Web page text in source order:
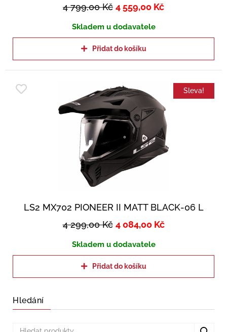
4 799,00Kč 4 559,00 Kč
Skladem u dodavatele
Přidat do košíku
Sleva!
LS2 MX702 PIONEER II MATT BLACK-06 L
4 299,00Kč 4 084,00 Kč
Skladem u dodavatele
Přidat do košíku
Hledání